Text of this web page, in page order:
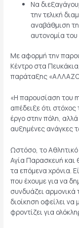
Να
την τελική
αναβάθμιση
αυτονομία του
Με αφορμή την
Κέντρο στα
παράταξης
«Η παρουσίαση του
απέδειξε ότι
έργο στην πόλη,
αυξημένες ανάγκες
Ωστόσο, το
Αγία Παρασκευή και
τα επόμενα χρόνια.
που έχουμε για να
συνδυάζει
διοίκηση οφείλει να
φροντίζει για